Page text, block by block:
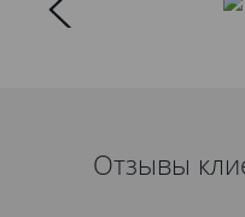
Отзывы